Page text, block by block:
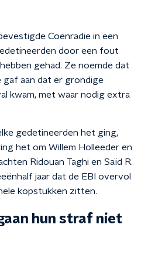
Coenradie in een
door een fout
gehad. Ze noemde dat
gaf aan dat er grondige
kwam, met waar nodig extra
gedetineerden het ging,
het om Willem Holleeder en
Ridouan Taghi en Saïd R.
jaar dat de EBI overvol
kopstukken zitten.
hun straf niet